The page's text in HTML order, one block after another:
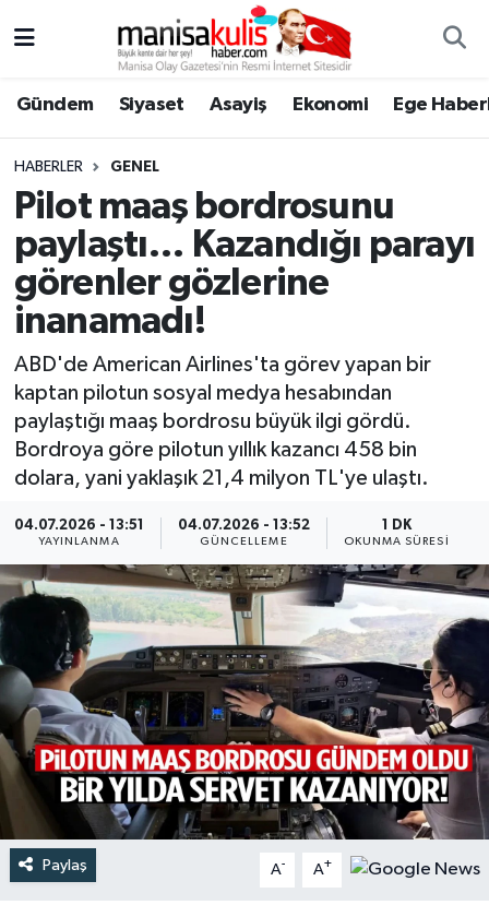
Gündem Siyaset Asayiş Ekonomi Ege
HABERLER GENEL
Pilot maaş bordrosunu
paylaştı… Kazandığı parayı
görenler gözlerine
inanamadı!
ABD'de American Airlines'ta görev yapan bir
kaptan pilotun sosyal medya hesabından
paylaştığı maaş bordrosu büyük ilgi gördü.
Bordroya göre pilotun yıllık kazancı 458 bin
dolara, yani yaklaşık 21,4 milyon TL'ye ulaştı.
04.07.2026 - 13:51
YAYINLANMA
04.07.2026 - 13:52
GÜNCELLEME
1 DK
OKUNMA SÜRESI
Paylaş A- A+
Ege Haberleri
Ekonomi
Genel
Resmi İlan
Siyaset
Spor
Türkiye
Yaşam
Yunusemre Hava Durumu
Yunusemre Trafik Yoğunluk Haritası
Süper Lig Puan Durumu ve Fikstür
Tüm Manşetler
Son Dakika Haberleri
Haber Arşivi